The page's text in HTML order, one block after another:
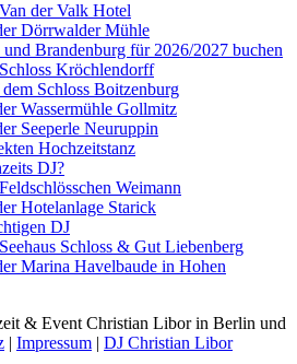
der Valk Hotel
Dörrwalder Mühle
Brandenburg für 2026/2027 buchen
Kröchlendorff
Schloss Boitzenburg
Wassermühle Gollmitz
Seeperle Neuruppin
Hochzeitstanz
DJ?
Weimann
Hotelanlage Starick
DJ
Schloss & Gut Liebenberg
Marina Havelbaude in Hohen
& Event Christian Libor in Berlin und
Impressum
DJ Christian Libor